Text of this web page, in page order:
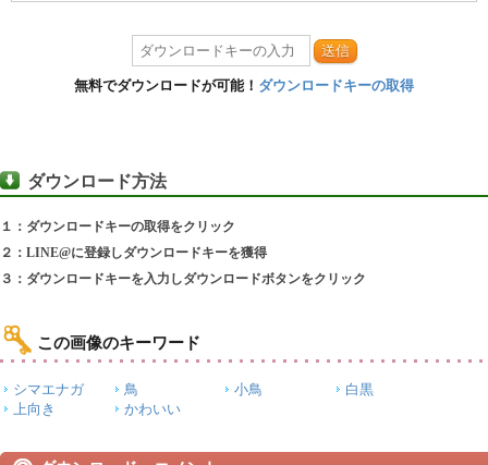
送信
無料でダウンロードが可能！ ダウンロードキーの取得
ダウンロード方法
１：ダウンロードキーの取得をクリック
２：LINE@に登録しダウンロードキーを獲得
３：ダウンロードキーを入力しダウンロードボタンをクリック
この画像のキーワード
シマエナガ 鳥 小鳥
白黒
上向き
かわいい